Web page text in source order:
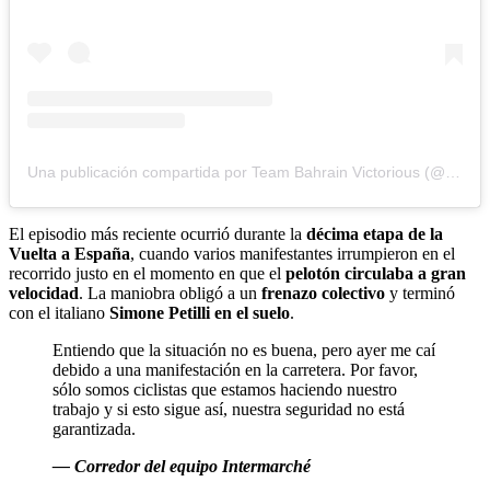
El episodio más reciente ocurrió durante la décima etapa de la
Vuelta a España, cuando varios manifestantes irrumpieron en el
recorrido justo en el momento en que el pelotón circulaba a gran
velocidad. La maniobra obligó a un frenazo colectivo y terminó
con el italiano Simone Petilli en el suelo.
Entiendo que la situación no es buena, pero ayer me caí
debido a una manifestación en la carretera. Por favor,
sólo somos ciclistas que estamos haciendo nuestro
trabajo y si esto sigue así, nuestra seguridad no está
garantizada.
— Corredor del equipo Intermarché